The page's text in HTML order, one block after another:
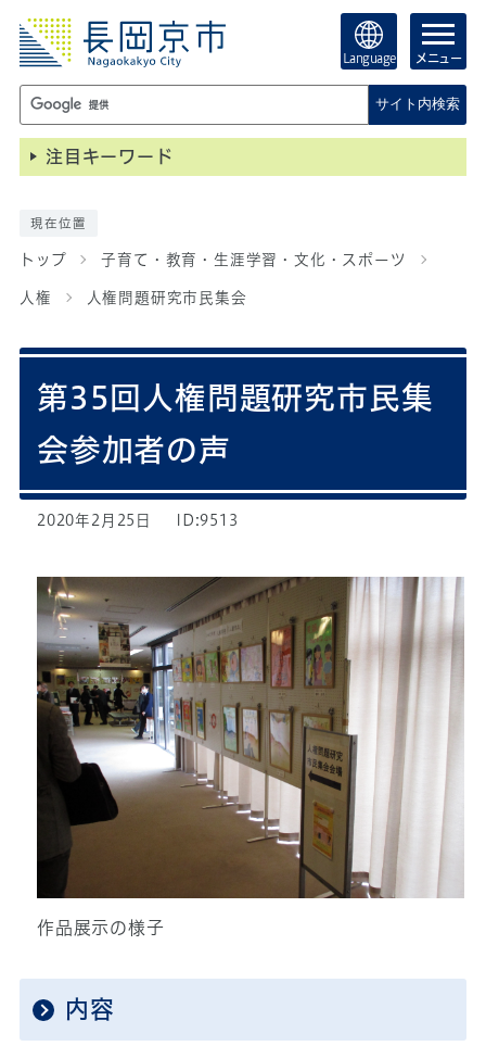
Language メニュー
サイト内検索
注目キーワード
現在位置
トップ 子育て・教育・生涯学習・文化・スポーツ
人権 人権問題研究市民集会
第35回人権問題研究市民集
会参加者の声
2020年2月25日 ID:9513
作品展示の様子
内容